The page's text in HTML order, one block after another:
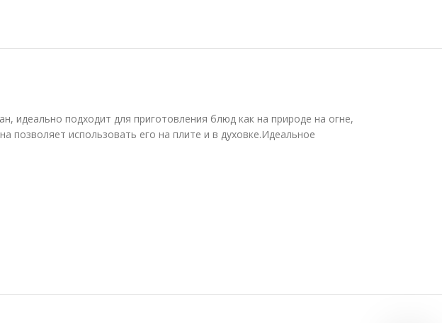
идеально подходит для приготовления блюд как на природе на огне,
позволяет использовать его на плите и в духовке.Идеальное